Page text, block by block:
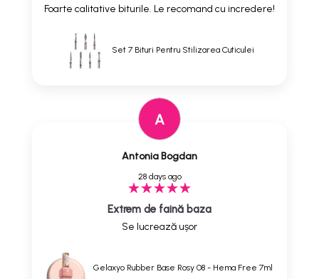
Foarte calitative biturile. Le recomand cu incredere!
Set 7 Bituri Pentru Stilizarea Cuticulei
A
Antonia Bogdan
28 days ago
Extrem de faină baza
Se lucrează ușor
Gelaxyo Rubber Base Rosy 08 - Hema Free 7ml